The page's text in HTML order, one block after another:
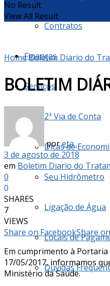
Contratos
Finanças
Serviços
2ª Via de Conta
Dicas de
Seu Hidrômetro
Ligação de Água
Locais de
Dúvidas
No Result
View All Result
HomeBoletim Diario do
BOLETIM
poreta .
3 de agosto de 2018
em Boletim Diario do
0
0
SHARES
7
VIEWS
Share on FacebookShare
Em cumprimento à Portaria
17/05/2017, informamos
Ministério da Saúde.